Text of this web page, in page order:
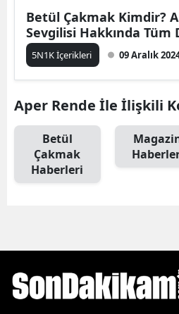
Betül Çakmak Kimdir?
Sevgilisi Hakkında Tüm
5N1K İçerikleri 09 Aralık
Aper Rende İle İlişkili
Betül
Çakmak
Haberleri